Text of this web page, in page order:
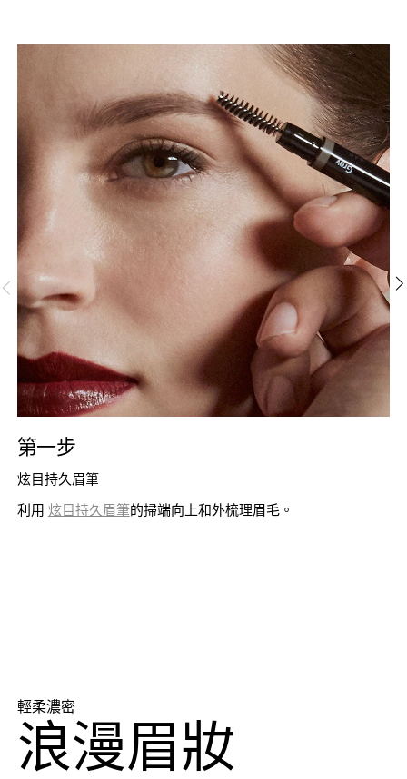
第一步
炫目持久眉筆
利用 炫目持久眉筆的掃端向上和外梳理眉毛。
輕柔濃密
浪漫眉妝